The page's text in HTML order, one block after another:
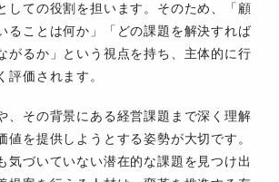
しての役割を担います。そのため、「顧
ることは何か」「どの課題を解決すれば
がるか」という視点を持ち、主体的に行
評価されます。
、その背景にある経営課題まで深く理解
値を提供しようとする姿勢が大切です。
気づいていない潜在的な課題を見つけ出